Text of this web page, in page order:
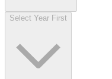
Select Year First